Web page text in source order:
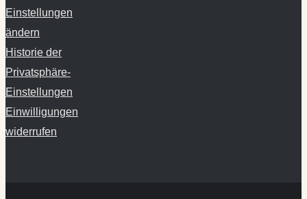
Einstellungen
ändern
Historie der
Privatsphäre-
Einstellungen
Einwilligungen
widerrufen